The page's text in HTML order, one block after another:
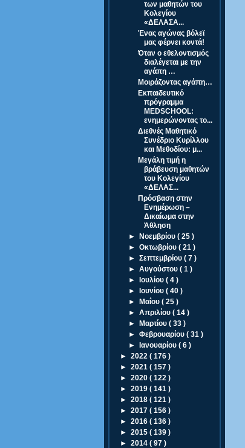
των μαθητών του
Κολεγίου
«ΔΕΛΑΣΑ...
Ένας αγώνας βόλεϊ
μας φέρνει κοντά!
Όταν ο εθελοντισμός
διαλέγεται με την
αγάπη …
Μοιράζοντας αγάπη…
Εκπαιδευτικό
πρόγραμμα
MEDSCHOOL:
ενημερώνοντας το...
Διεθνές Μαθητικό
Συνέδριο Κυρίλλου
και Μεθοδίου: μ...
Μεγάλη τιμή η
βράβευση μαθητών
του Κολεγίου
«ΔΕΛΑΣ...
Πρόσβαση στην
Ενημέρωση –
Δικαίωμα στην
Άθληση
►
Νοεμβρίου( 25 )
►Οκτωβρίου( 21 )
►Σεπτεμβρίου( 7 )
►Αυγούστου( 1 )
►
Ιουλίου( 4 )
►
Ιουνίου( 40 )
►
Μαΐου( 25 )
►Απριλίου( 14 )
►
Μαρτίου( 33 )
►Φεβρουαρίου( 31 )
►
Ιανουαρίου( 6 )
► 2022 ( 176 )
► 2021 ( 157 )
► 2020 ( 122 )
► 2019 ( 141 )
► 2018 ( 121 )
► 2017 ( 156 )
► 2016 ( 136 )
► 2015 ( 139 )
► 2014 ( 97 )